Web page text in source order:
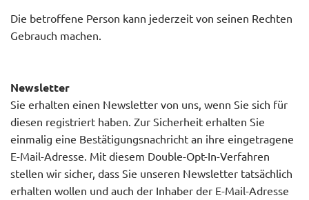
Die betroffene Person kann jederzeit von seinen Rechten
Gebrauch machen.
Newsletter
Sie erhalten einen Newsletter von uns, wenn Sie sich für
diesen registriert haben. Zur Sicherheit erhalten Sie
einmalig eine Bestätigungsnachricht an ihre eingetragene
E-Mail-Adresse. Mit diesem Double-Opt-In-Verfahren
stellen wir sicher, dass Sie unseren Newsletter tatsächlich
erhalten wollen und auch der Inhaber der E-Mail-Adresse